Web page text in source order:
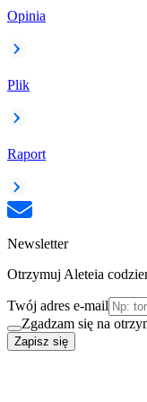
Opinia
Plik
Raport
Newsletter
Otrzymuj Aleteia
Twój adres e-mail
Zgadzam się na
Zapisz się